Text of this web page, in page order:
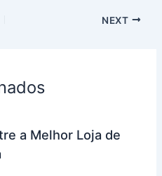
NEXT
a Melhor Loja de